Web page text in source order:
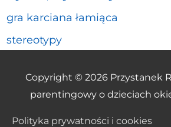
gra karciana łamiąca
stereotypy
Copyright © 2026 Przystanek
parentingowy o dzieciach
Polityka prywatności i cookies